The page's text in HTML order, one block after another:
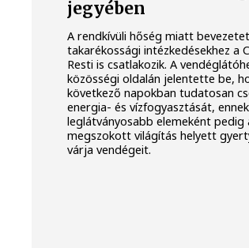
jegyében
A rendkívüli hőség miatt
takarékossági intézkedésekhez a
Resti is csatlakozik. A
közösségi oldalán jelentette be,
következő napokban tudatosan
energia- és vízfogyasztását,
leglátványosabb elemeként pedig
megszokott világítás helyett
várja vendégeit.